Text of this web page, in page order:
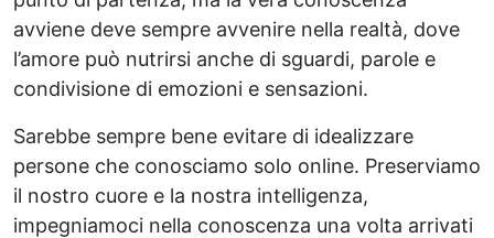
avviene deve sempre avvenire nella realtà, dove
l’amore può nutrirsi anche di sguardi, parole e
condivisione di emozioni e sensazioni.
Sarebbe sempre bene evitare di idealizzare
persone che conosciamo solo online. Preserviamo
il nostro cuore e la nostra intelligenza,
impegniamoci nella conoscenza una volta arrivati